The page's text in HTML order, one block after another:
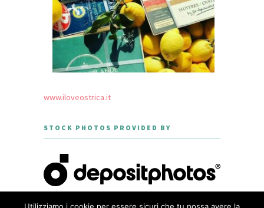
www.iloveostrica.it
STOCK PHOTOS PROVIDED BY